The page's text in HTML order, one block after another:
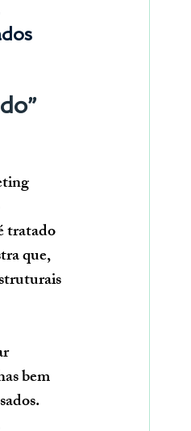
tratado
que,
bem